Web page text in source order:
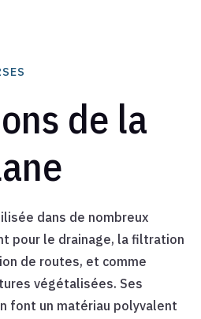
de la
dans de nombreux
pour le drainage, la filtration
de routes, et comme
végétalisées. Ses
font un matériau polyvalent